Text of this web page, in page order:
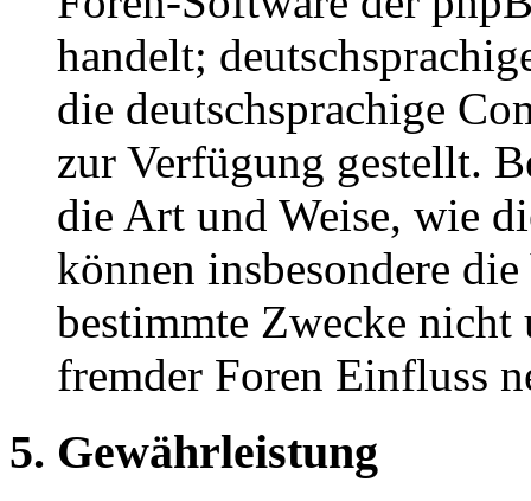
handelt;
die deutschsprachige
zur Verfügung gestellt.
die Art und Weise, wie
können insbesondere
bestimmte Zwecke nicht
fremder Foren Einfluss
5. Gewährleistung